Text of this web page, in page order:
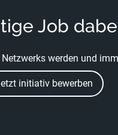
Job
werden und
initiativ bewerben